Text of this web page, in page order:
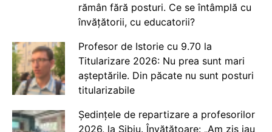
rămân fără posturi. Ce se întâmplă cu
învățătorii, cu educatorii?
Profesor de Istorie cu 9.70 la
Titularizare 2026: Nu prea sunt mari
așteptările. Din păcate nu sunt posturi
titularizabile
Ședințele de repartizare a profesorilor
2026, la Sibiu. Învățătoare: „Am zis iau